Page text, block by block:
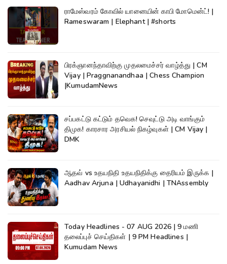
ராமேஸ்வரம் கோவில் யானையின் காபி மோமென்ட்! |
Rameswaram | Elephant | #shorts
பிரக்ஞானந்தாவிற்கு முதலமைச்சர் வாழ்த்து | CM
Vijay | Praggnanandhaa | Chess Champion
|KumudamNews
சப்பகட்டு கட்டும் தவெக! செவுட்டு அடி வாங்கும்
திமுக! காரசார அரசியல் நிகழ்வுகள் | CM Vijay |
DMK
ஆதவ் vs உதயநிதி உதயநிதிக்கு தைரியம் இருக்க |
Aadhav Arjuna | Udhayanidhi | TNAssembly
Today Headlines - 07 AUG 2026 | 9 மணி
தலைப்புச் செய்திகள் | 9 PM Headlines |
Kumudam News